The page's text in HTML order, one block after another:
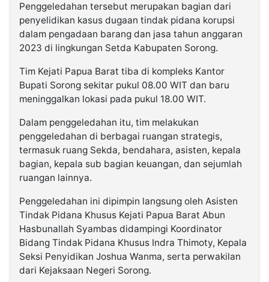
Penggeledahan tersebut merupakan bagian dari
penyelidikan kasus dugaan tindak pidana korupsi
dalam pengadaan barang dan jasa tahun anggaran
2023 di lingkungan Setda Kabupaten Sorong.
Tim Kejati Papua Barat tiba di kompleks Kantor
Bupati Sorong sekitar pukul 08.00 WIT dan baru
meninggalkan lokasi pada pukul 18.00 WIT.
Dalam penggeledahan itu, tim melakukan
penggeledahan di berbagai ruangan strategis,
termasuk ruang Sekda, bendahara, asisten, kepala
bagian, kepala sub bagian keuangan, dan sejumlah
ruangan lainnya.
Penggeledahan ini dipimpin langsung oleh Asisten
Tindak Pidana Khusus Kejati Papua Barat Abun
Hasbunallah Syambas didampingi Koordinator
Bidang Tindak Pidana Khusus Indra Thimoty, Kepala
Seksi Penyidikan Joshua Wanma, serta perwakilan
dari Kejaksaan Negeri Sorong.